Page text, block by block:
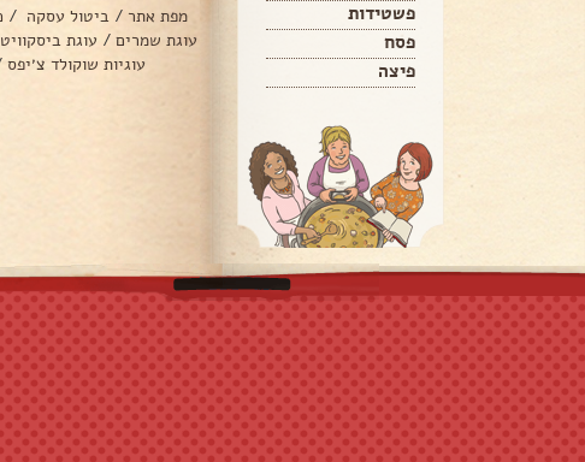
פשטידות
פסח
פיצה
מפת אתר / ביטול עסקה /
עוגת שמרים / עוגת
עוגיות שוקולד צ׳יפס